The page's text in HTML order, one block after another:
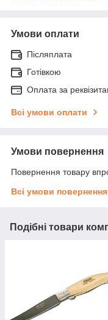
Умови оплати
Післяплата
Готівкою
Оплата за
Всі умови оплати
Умови повернення
Повернення товару
Всі умови повернення
Подібні товари